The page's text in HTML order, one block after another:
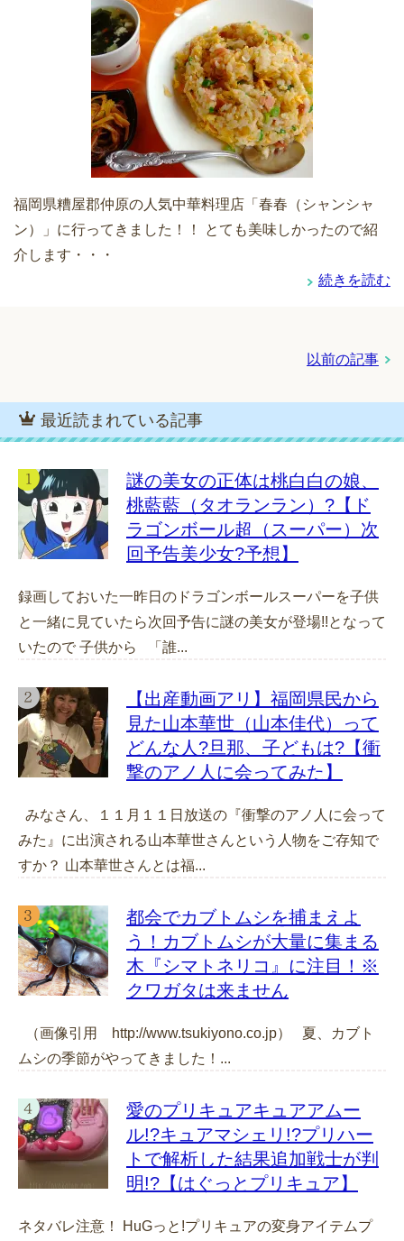
福岡県糟屋郡仲原の人気中華料理店「春春（シャンシャ
ン）」に行ってきました！！ とても美味しかったので紹
介します・・・
続きを読む
以前の記事
最近読まれている記事
謎の美女の正体は桃白白の娘、
桃藍藍（タオランラン）?【ド
ラゴンボール超（スーパー）次
回予告美少女?予想】
録画しておいた一昨日のドラゴンボールスーパーを子供
と一緒に見ていたら次回予告に謎の美女が登場!!となって
いたので 子供から 「誰...
【出産動画アリ】福岡県民から
見た山本華世（山本佳代）って
どんな人?旦那、子どもは?【衝
撃のアノ人に会ってみた】
みなさん、１１月１１日放送の『衝撃のアノ人に会って
みた』に出演される山本華世さんという人物をご存知で
すか？ 山本華世さんとは福...
都会でカブトムシを捕まえよ
う！カブトムシが大量に集まる
木『シマトネリコ』に注目！※
クワガタは来ません
（画像引用 http://www.tsukiyono.co.jp） 夏、カブト
ムシの季節がやってきました！...
愛のプリキュアキュアアムー
ル!?キュアマシェリ!?プリハー
トで解析した結果追加戦士が判
明!?【はぐっとプリキュア】
ネタバレ注意！ HuGっと!プリキュアの変身アイテムプ